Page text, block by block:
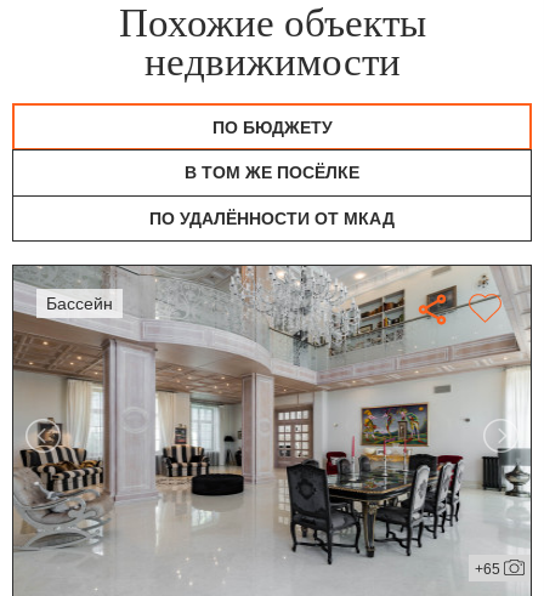
Похожие объекты
недвижимости
ПО БЮДЖЕТУ
В ТОМ ЖЕ ПОСЁЛКЕ
ПО УДАЛЁННОСТИ ОТ МКАД
бассейн
+65